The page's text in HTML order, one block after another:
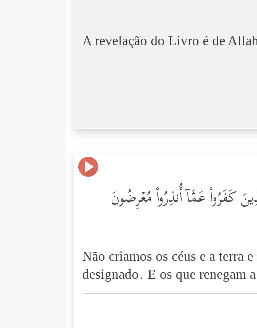
A revelação do Livro é de
كَفَرُواْ عَمَّاۤ أُنذِرُواْ مُعۡرِضُونَ
Não criamos os céus e a terra
designado. E os que renegam